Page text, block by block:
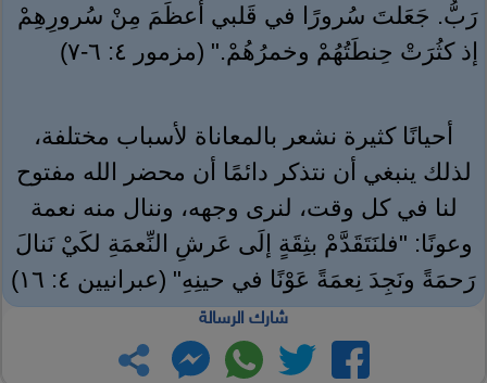
رَبُّ. جَعَلتَ سُرورًا في قَلبي أعظَمَ مِنْ سُرورِهِمْ
إذ كثُرَتْ حِنطَتُهُمْ وخمرُهُمْ." (مزمور ٤: ٦-٧)
أحيانًا كثيرة نشعر بالمعاناة لأسباب مختلفة،
لذلك ينبغي أن نتذكر دائمًا أن محضر الله مفتوح
لنا في كل وقت، لنرى وجهه، وننال منه نعمة
وعونًا: "فلنَتَقَدَّمْ بثِقَةٍ إلَى عَرشِ النِّعمَةِ لكَيْ نَنالَ
رَحمَةً ونَجِدَ نِعمَةً عَوْنًا في حينِهِ" (عبرانيين ٤: ١٦)
شارك الرسالة